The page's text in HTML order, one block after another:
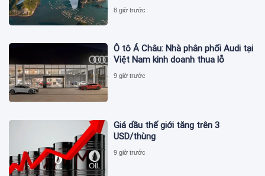
8 giờ trước
Ô tô Á Châu: Nhà phân phối Audi tại
Việt Nam kinh doanh thua lỗ
9 giờ trước
Giá dầu thế giới tăng trên 3
USD/thùng
9 giờ trước